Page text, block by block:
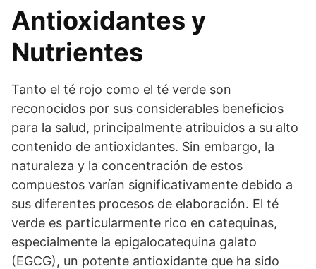
Antioxidantes y
Nutrientes
Tanto el té rojo como el té verde son
reconocidos por sus considerables beneficios
para la salud, principalmente atribuidos a su alto
contenido de antioxidantes. Sin embargo, la
naturaleza y la concentración de estos
compuestos varían significativamente debido a
sus diferentes procesos de elaboración. El té
verde es particularmente rico en catequinas,
especialmente la epigalocatequina galato
(EGCG), un potente antioxidante que ha sido